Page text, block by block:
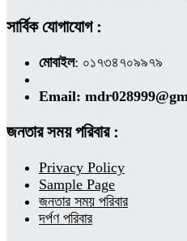
সার্বিক যোগাযোগ :
মোবাইল: ০১৭৩৪৭০৯৯৭৯
Email:
জনতার সময় পরিবার :
Privacy Policy
Sample Page
জনতার সময় পরিবার
দর্পণ পরিবার